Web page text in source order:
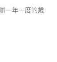
一年一度的歲